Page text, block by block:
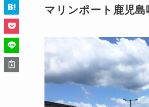
マリンポート鹿児島